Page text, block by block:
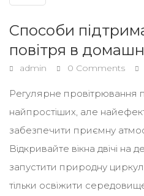
Способи
повітря в
admin 0 Comments
Регулярне провітрювання
найпростіших, але
забезпечити приємну
Відкривайте вікна двічі на
запустити природну
тільки освіжити